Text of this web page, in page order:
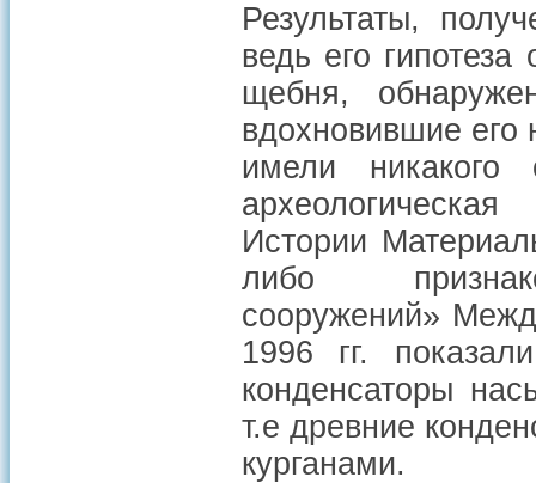
Результаты,
ведь его
щебня,
вдохновившие
имели
Истории
либо
сооружений»
1996 гг.
конденсаторы
т.е древние
курганами.